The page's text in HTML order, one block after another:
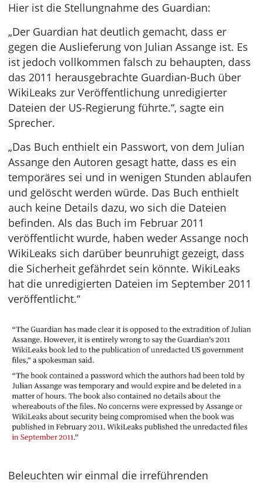
Hier ist die Stellungnahme des Guardian:
„Der Guardian hat deutlich gemacht, dass er
gegen die Auslieferung von Julian Assange ist. Es
ist jedoch vollkommen falsch zu behaupten, dass
das 2011 herausgebrachte Guardian-Buch über
WikiLeaks zur Veröffentlichung unredigierter
Dateien der US-Regierung führte.“, sagte ein
Sprecher.
„Das Buch enthielt ein Passwort, von dem Julian
Assange den Autoren gesagt hatte, dass es ein
temporäres sei und in wenigen Stunden ablaufen
und gelöscht werden würde. Das Buch enthielt
auch keine Details dazu, wo sich die Dateien
befinden. Als das Buch im Februar 2011
veröffentlicht wurde, haben weder Assange noch
WikiLeaks sich darüber beunruhigt gezeigt, dass
die Sicherheit gefährdet sein könnte. WikiLeaks
hat die unredigierten Dateien im September 2011
veröffentlicht.“
Beleuchten wir einmal die irreführenden